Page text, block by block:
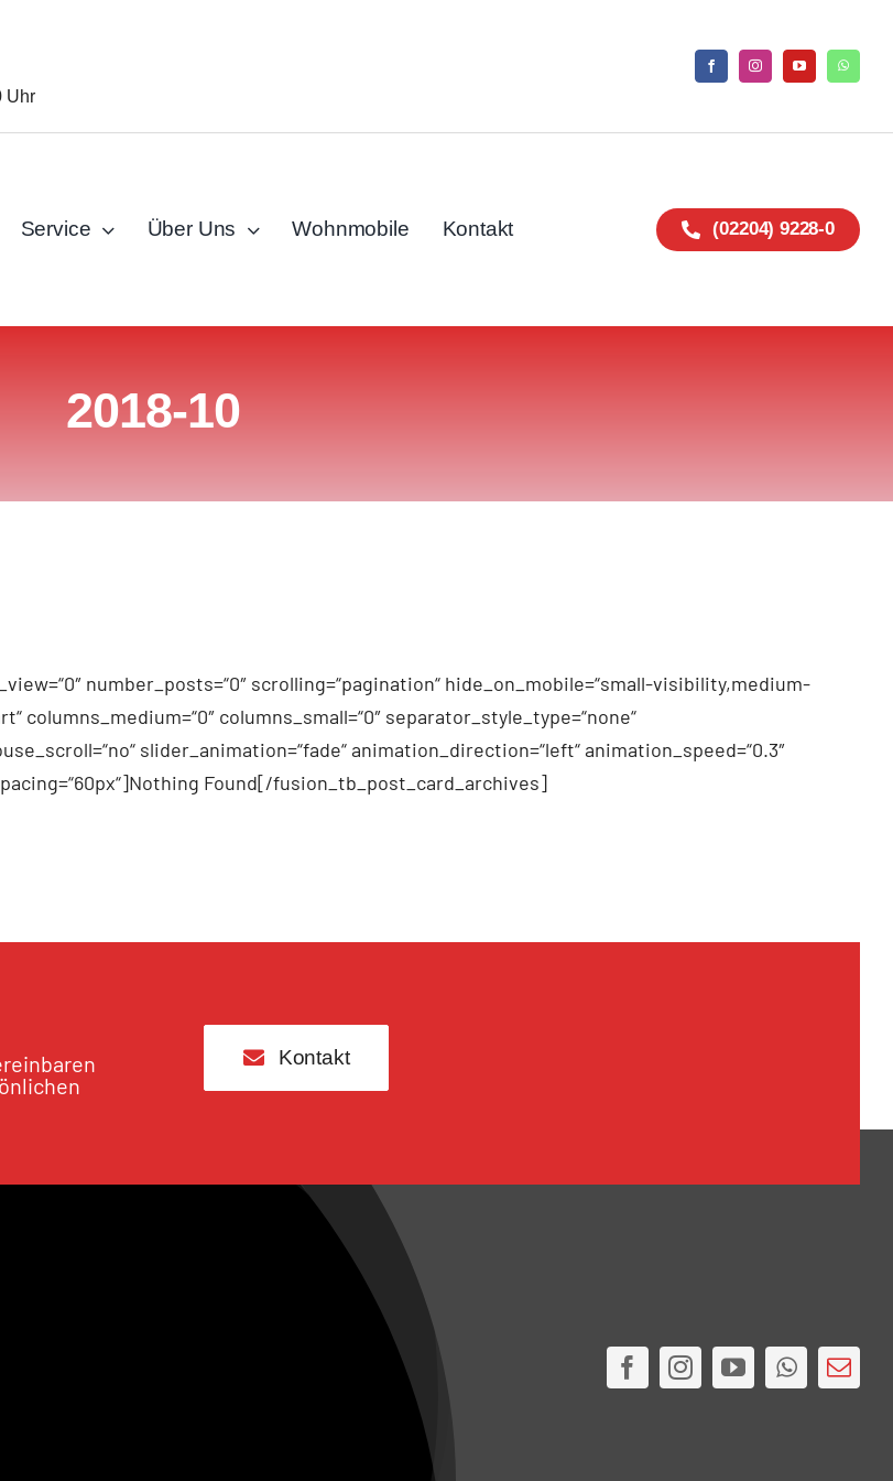
Uhr
Service Über Uns Wohnmobile Kontakt (02204) 9228-0
2018-10
number_posts=“0″ scrolling=“pagination“ hide_on_mobile=“small-visibility,medium-
columns_small=“0″ separator_style_type=“none“
slider_animation=“fade“ animation_direction=“left“ animation_speed=“0.3″
Found[/fusion_tb_post_card_archives]
Kontakt